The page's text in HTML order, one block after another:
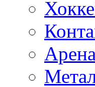
Арена